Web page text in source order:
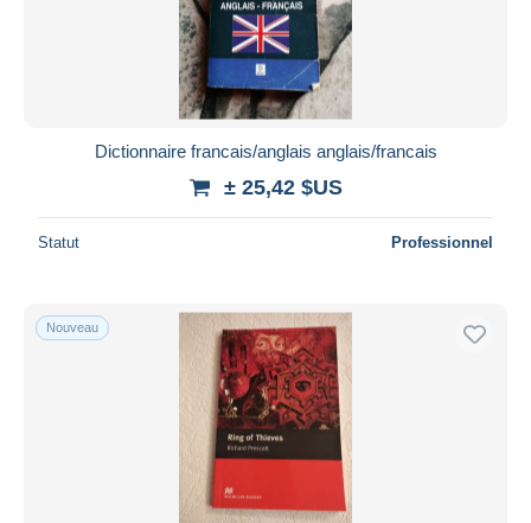
Dictionnaire francais/anglais anglais/francais
± 25,42 $US
Statut Professionnel
Nouveau